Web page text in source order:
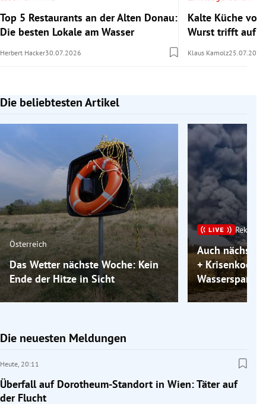
Top 5 Restaurants an der Alten Donau:
Die besten Lokale am Wasser
Herbert Hacker30.07.2026
Kalte Küche
Wurst trifft auf
Klaus Kamolz25.07.2026
Die beliebtesten Artikel
Slide 1 von 7
Österreich
Das Wetter nächste Woche: Kein
Ende der Hitze in Sicht
Auch nächste
+
Wassersparen
Die neuesten Meldungen
Heute, 20:11
Überfall auf Dorotheum-Standort in Wien: Täter auf
der Flucht